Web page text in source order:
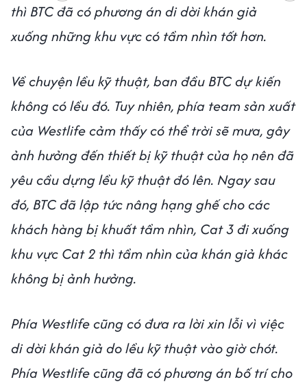
thì BTC đã có phương án di dời khán giả
xuống những khu vực có tầm nhìn tốt hơn.
Về chuyện lều kỹ thuật, ban đầu BTC dự kiến
không có lều đó. Tuy nhiên, phía team sản xuất
của Westlife cảm thấy có thể trời sẽ mưa, gây
ảnh hưởng đến thiết bị kỹ thuật của họ nên đã
yêu cầu dựng lều kỹ thuật đó lên. Ngay sau
đó, BTC đã lập tức nâng hạng ghế cho các
khách hàng bị khuất tầm nhìn, Cat 3 đi xuống
khu vực Cat 2 thì tầm nhìn của khán giả khác
không bị ảnh hưởng.
Phía Westlife cũng có đưa ra lời xin lỗi vì việc
di dời khán giả do lều kỹ thuật vào giờ chót.
Phía Westlife cũng đã có phương án bố trí cho